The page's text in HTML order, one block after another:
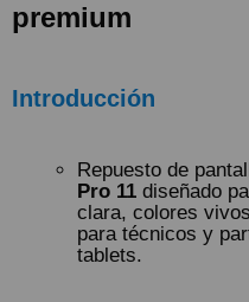
premium
Introducción
Repuesto de
Pro 11 diseñado
clara, colores
para técnicos y
tablets.